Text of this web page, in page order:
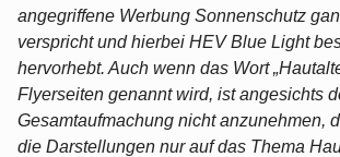
angegriffene Werbung Sonnenschutz
verspricht und hierbei HEV Blue Light
hervorhebt. Auch wenn das Wort
Flyerseiten genannt wird, ist angesichts
Gesamtaufmachung nicht anzunehmen,
die Darstellungen nur auf das Thema